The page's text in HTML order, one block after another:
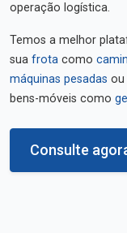
operação logística.
Temos a melhor
sua frota como
máquinas pesadas ou
bens-móveis como
Consulte